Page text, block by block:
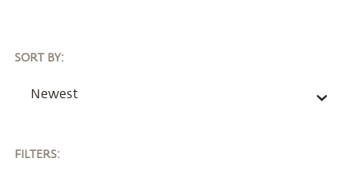
FILTERS:
SORT BY:
Newest